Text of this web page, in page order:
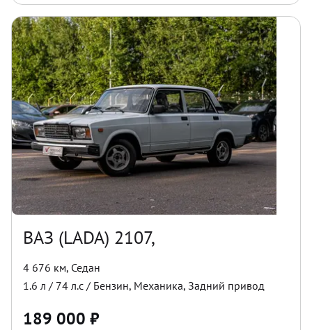
ВАЗ (LADA) 2107,
4 676 км, Седан
1.6 л / 74 л.с / Бензин, Механика, Задний привод
189 000 ₽